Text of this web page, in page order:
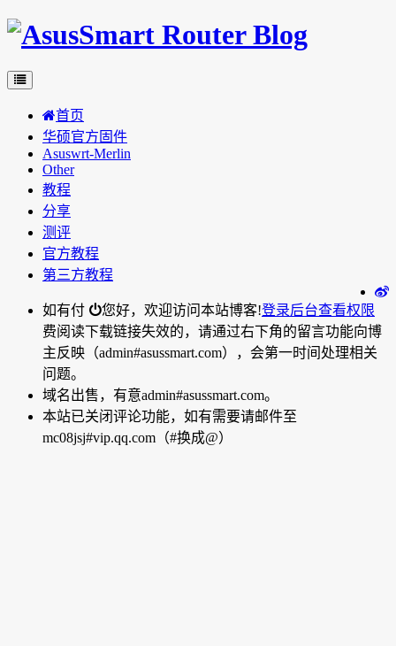
首页
华硕官方固件
Asuswrt-Merlin
Other
教程
分享
测评
官方教程
第三方教程
您好，欢迎访问本站博客!登录后台查看权限
如有付
费阅读下载链接失效的，请通过右下角的留言功能向博
主反映（admin#asussmart.com），会第一时间处理相关
问题。
域名出售，有意admin#asussmart.com。
本站已关闭评论功能，如有需要请邮件至
mc08jsj#vip.qq.com（#换成@）